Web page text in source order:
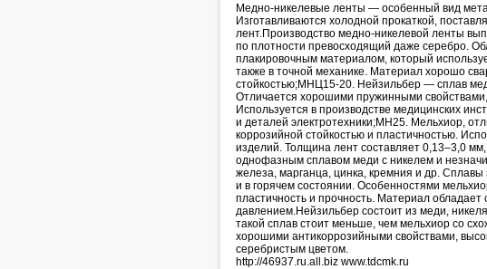
Медно-никелевые ленты — особенный вид
Изготавливаются холодной прокаткой,
лент.Производство медно-никелевой ленты
по плотности превосходящий даже серебро.
плакировочным материалом, который
также в точной механике. Материал хорошо
стойкостью;МНЦ15-20. Нейзильбер — сплав
Отличается хорошими пружинными
Используется в производстве медицинских
и деталей электротехники;МН25. Мельхиор,
коррозийной стойкостью и пластичностью.
изделий. Толщина лент составляет 0,13–3,0
однофазным сплавом меди с никелем и
железа, марганца, цинка, кремния и др. Сплавы
и в горячем состоянии. Особенностями
пластичность и прочность. Материал
давлением.Нейзильбер состоит из меди,
такой сплав стоит меньше, чем мельхиор со
хорошими антикоррозийными свойствами,
серебристым цветом.
http://46937.ru.all.biz www.tdcmk.ru